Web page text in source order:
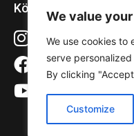
We value
We use cookies to
serve
By clicking
Customize
Közösségi média
Instagram
Facebook